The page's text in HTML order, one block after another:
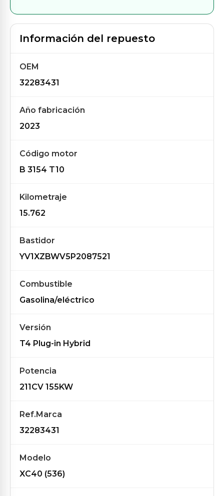
Información del repuesto
OEM
32283431
Año fabricación
2023
Código motor
B 3154 T10
Kilometraje
15.762
Bastidor
YV1XZBWV5P2087521
Combustible
Gasolina/eléctrico
Versión
T4 Plug-in Hybrid
Potencia
211CV 155KW
Ref.Marca
32283431
Modelo
XC40 (536)